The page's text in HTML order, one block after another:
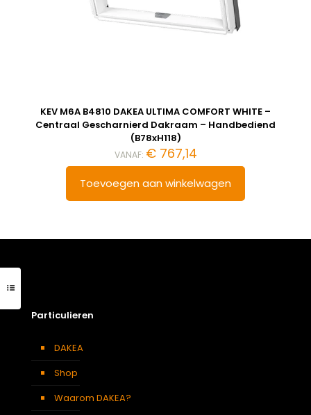
KEV M6A B4810 DAKEA ULTIMA COMFORT WHITE –
Centraal Gescharnierd Dakraam – Handbediend
(B78xH118)
VANAF: €767,14
Toevoegen aan winkelwagen
Particulieren
DAKEA
Shop
Waarom DAKEA?